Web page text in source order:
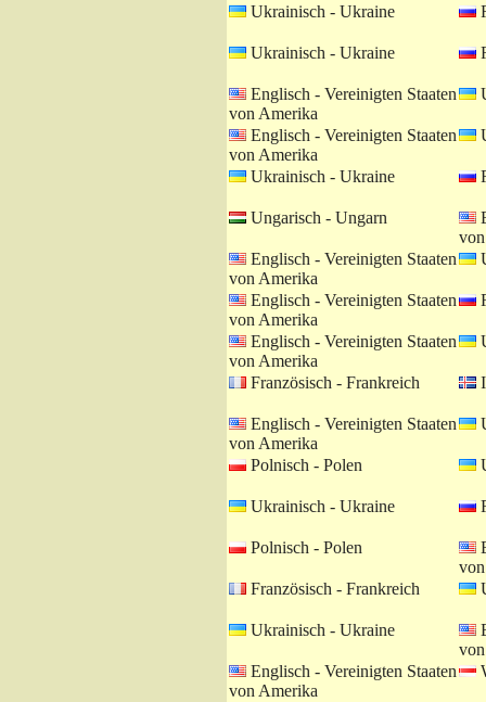
Ukrainisch - Ukraine
Ukrainisch - Ukraine
Englisch - Vereinigten Staaten
von Amerika
Englisch - Vereinigten Staaten
von Amerika
Ukrainisch - Ukraine
Ungarisch - Ungarn
Englisch - Vereinigten Staaten
von Amerika
Englisch - Vereinigten Staaten
von Amerika
Englisch - Vereinigten Staaten
von Amerika
Französisch - Frankreich
Englisch - Vereinigten Staaten
von Amerika
Polnisch - Polen
Ukrainisch - Ukraine
Polnisch - Polen
Französisch - Frankreich
Ukrainisch - Ukraine
Englisch - Vereinigten Staaten
von Amerika